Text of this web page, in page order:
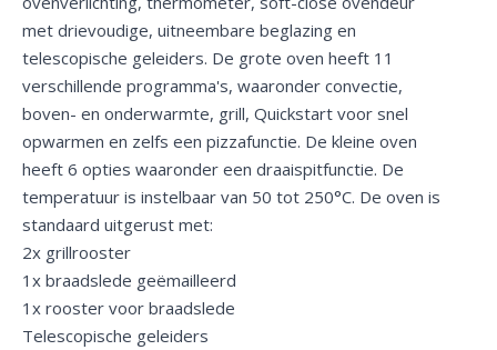
met drievoudige, uitneembare beglazing en
telescopische geleiders. De grote oven heeft 11
verschillende programma's, waaronder convectie,
boven- en onderwarmte, grill, Quickstart voor snel
opwarmen en zelfs een pizzafunctie. De kleine oven
heeft 6 opties waaronder een draaispitfunctie. De
temperatuur is instelbaar van 50 tot 250°C. De oven is
standaard uitgerust met:
2x grillrooster
1x braadslede geëmailleerd
1x rooster voor braadslede
Telescopische geleiders